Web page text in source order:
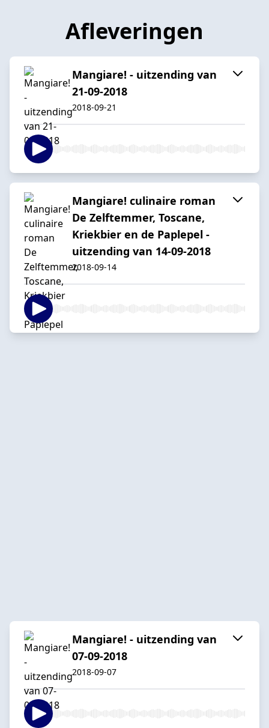
Afleveringen
Mangiare! - uitzending van
21-09-2018
2018-09-21
Mangiare! culinaire roman
De Zelftemmer, Toscane,
Kriekbier en de Paplepel -
uitzending van 14-09-2018
2018-09-14
Mangiare! - uitzending van
07-09-2018
2018-09-07